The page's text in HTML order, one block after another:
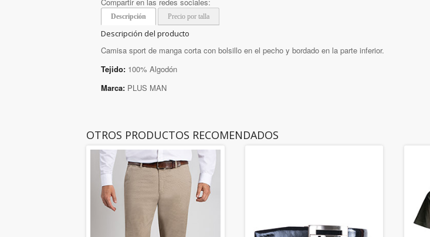
Descripción Precio por talla
Descripción del producto
Camisa sport de manga corta con bolsillo en el pecho y bordado en la parte inferior.
Tejido: 100% Algodón
Marca: PLUS MAN
OTROS PRODUCTOS RECOMENDADOS